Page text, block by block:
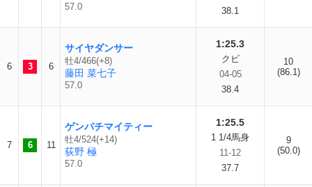
57.0
38.1
6 3 6
サイヤダンサー
牡4/466(+8)
藤田 菜七子
57.0
1:25.3
クビ
04-05
38.4
10
(86.1)
7 6 11
ゲンパチマイティー
牡4/524(+14)
荻野 極
57.0
1:25.5
1 1/4馬身
11-12
37.7
9
(50.0)